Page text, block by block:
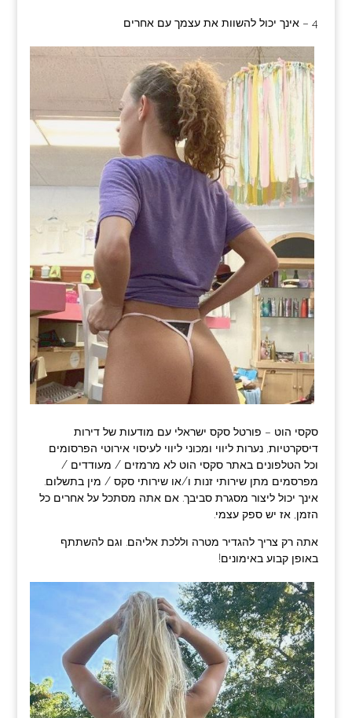
4 – אינך יכול להשוות את עצמך עם אחרים
סקסי הוט – פורטל סקס ישראלי עם מודעות של דירות
דיסקרטיות, נערות ליווי ומכוני ליווי לעיסוי אירוטי הפרסומים
וכל הטלפונים באתר סקסי הוט לא מרמזים / מעודדים /
מפרסמים מתן שירותי זנות ו/או שירותי סקס / מין בתשלום.
אינך יכול ליצור מסגרת סביבך. אם אתה מסתכל על אחרים כל
הזמן, אז יש ספק עצמי.
אתה רק צריך להגדיר מטרה וללכת אליהם. וגם להשתתף
באופן קבוע באימונים!